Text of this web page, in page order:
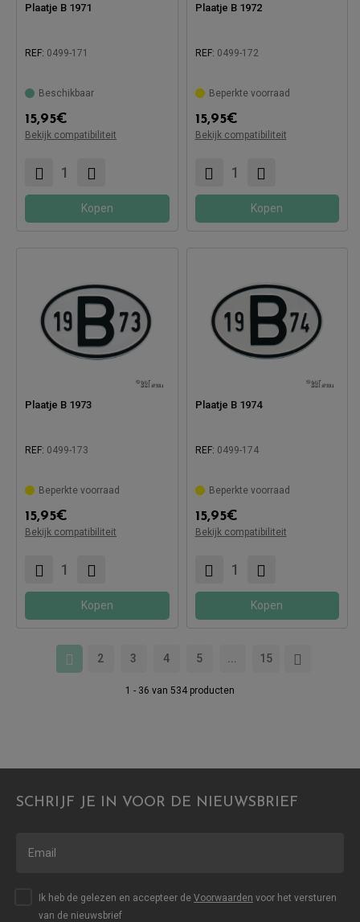
Plaatje B 1971
REF: 0499-171
Beschikbaar
15,95€
Bekijk compatibiliteit
Compatibel met:
Kopen
Plaatje B 1972
REF: 0499-172
Beperkte voorraad
15,95€
Bekijk compatibiliteit
Compatibel met:
Kopen
Plaatje B 1973
REF: 0499-173
Beperkte voorraad
15,95€
Bekijk compatibiliteit
Compatibel met:
Kopen
Plaatje B 1974
REF: 0499-174
Beperkte voorraad
15,95€
Bekijk compatibiliteit
Compatibel met:
Kopen
2 3 4 5 15
1 - 36 van 534 producten
SCHRIJF JE IN VOOR DE NIEUWSBRIEF
Ik heb de gelezen en accepteer de Voorwaarden voor het versturen
van de nieuwsbrief